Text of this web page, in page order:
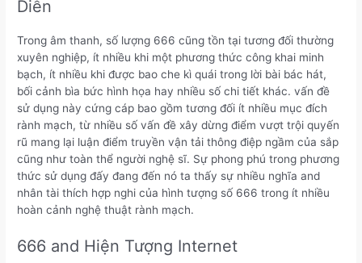
Diễn
Trong âm thanh, số lượng 666 cũng tồn tại tương đối thường
xuyên nghiệp, ít nhiều khi một phương thức công khai minh
bạch, ít nhiều khi được bao che kì quái trong lời bài bác hát,
bối cảnh bìa bức hình họa hay nhiều số chi tiết khác. vấn đề
sử dụng này cứng cáp bao gồm tương đối ít nhiều mục đích
rành mạch, từ nhiều số vấn đề xây dừng điểm vượt trội quyến
rũ mang lại luận điểm truyền vận tải thông điệp ngầm của sắp
cũng như toàn thể người nghệ sĩ. Sự phong phú trong phương
thức sử dụng đấy đang đến nó ta thấy sự nhiều nghĩa and
nhân tài thích hợp nghi của hình tượng số 666 trong ít nhiều
hoàn cảnh nghệ thuật rành mạch.
666 and Hiện Tượng Internet